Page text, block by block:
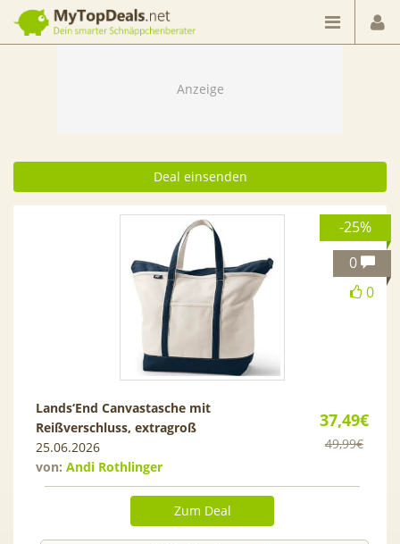
Dein smarter Schnäppchenberater
Deal einsenden
-25%
0
0
37,49€
49,99€
Lands‘End Canvastasche mit
Reißverschluss, extragroß
25.06.2026
von: Andi Rothlinger
Zum Deal